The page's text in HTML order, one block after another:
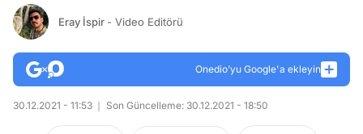
Eray İspir - Video Editörü
Onedio’yu Google'a ekleyin
30.12.2021 - 11:53 Son Güncelleme: 30.12.2021 - 18:50